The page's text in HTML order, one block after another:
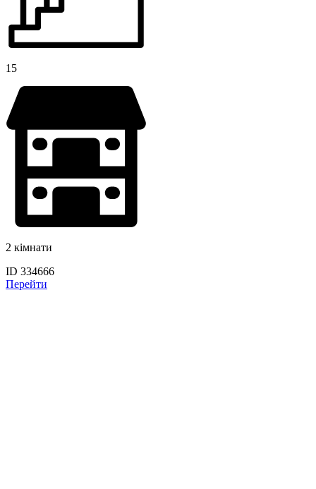
15
2 кімнати
ID 334666
Перейти